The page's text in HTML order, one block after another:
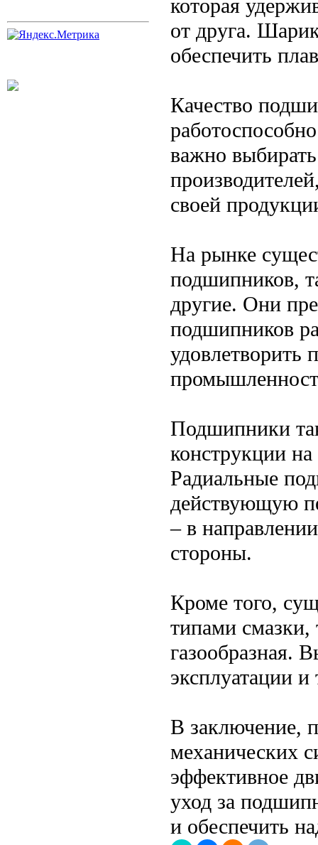
которая
от друга.
обеспечить
Качество
важно
своей
На рынке
подшипников,
другие. Они
подшипников
удовлетворить
Подшипники
конструкции
Радиальные
действующую
– в
стороны.
Кроме того,
типами смазки,
газообразная.
эксплуатации
В заключение,
механических
эффективное
уход за
и обеспечить